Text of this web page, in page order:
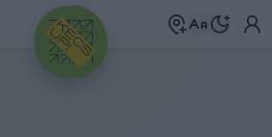
HIRDETÉS